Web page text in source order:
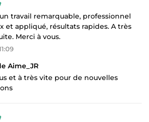
travail remarquable, professionnel
et appliqué, résultats rapides. A très
Merci à vous.
Aime_JR
et à très vite pour de nouvelles